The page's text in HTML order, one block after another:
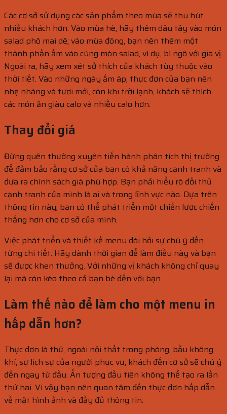
Các cơ sở sử dụng các sản phẩm theo mùa sẽ thu hút
nhiều khách hơn. Vào mùa hè, hãy thêm dâu tây vào món
salad phô mai dê; vào mùa đông, bạn nên thêm một
thành phần ấm vào cùng món salad, ví dụ, bí ngô với gia vị.
Ngoài ra, hãy xem xét sở thích của khách tùy thuộc vào
thời tiết. Vào những ngày ấm áp, thực đơn của bạn nên
nhẹ nhàng và tươi mới, còn khi trời lạnh, khách sẽ thích
các món ăn giàu calo và nhiều calo hơn.
Thay đổi giá
Đừng quên thường xuyên tiến hành phân tích thị trường
để đảm bảo rằng cơ sở của bạn có khả năng cạnh tranh và
đưa ra chính sách giá phù hợp. Bạn phải hiểu rõ đối thủ
cạnh tranh của mình là ai và trong lĩnh vực nào. Dựa trên
thông tin này, bạn có thể phát triển một chiến lược chiến
thắng hơn cho cơ sở của mình.
Việc phát triển và thiết kế menu đòi hỏi sự chú ý đến
từng chi tiết. Hãy dành thời gian để làm điều này và bạn
sẽ được khen thưởng. Với những vị khách không chỉ quay
lại mà còn kéo theo cả bạn bè đến với bạn.
Làm thế nào để làm cho một menu in
hấp dẫn hơn?
Thực đơn là thứ, ngoài nội thất trong phòng, bầu không
khí, sự lịch sự của người phục vụ, khách đến cơ sở sẽ chú ý
đến ngay từ đầu. Ấn tượng đầu tiên không thể tạo ra lần
thứ hai. Vì vậy bạn nên quan tâm đến thực đơn hấp dẫn
về mặt hình ảnh và đầy đủ thông tin.